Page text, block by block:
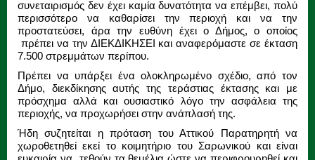
συνεταιρισμός δεν έχει καμία δυνατότητα να επέμβει, πολύ
περισσότερο να καθαρίσει την περιοχή και να την
προστατεύσει, άρα την ευθύνη έχει ο Δήμος, ο οποίος
πρέπει να την ΔΙΕΚΔΙΚΗΣΕΙ και αναφερόμαστε σε έκταση
7.500 στρεμμάτων περίπου.
Πρέπει να υπάρξει ένα ολοκληρωμένο σχέδιο, από τον
Δήμο, διεκδίκησης αυτής της τεράστιας έκτασης και με
πρόσχημα αλλά και ουσιαστικό λόγο την ασφάλεια της
περιοχής, να προχωρήσει στην ανάπλασή της.
Ήδη συζητείται η πρόταση του Αττικού Παρατηρητή να
χωροθετηθεί εκεί το κοιμητήριο του Σαρωνικού και είναι